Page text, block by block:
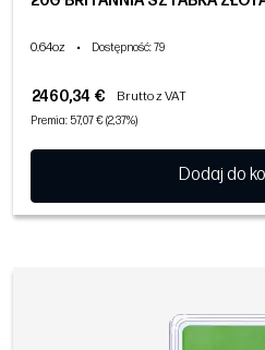
0.64oz • Dostępność: 79
2460,34 € Brutto z VAT
Premia: 57,07 € (2,37%)
Dodaj do